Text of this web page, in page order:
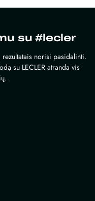
su #lecler
norisi pasidalinti.
su LECLER atranda vis